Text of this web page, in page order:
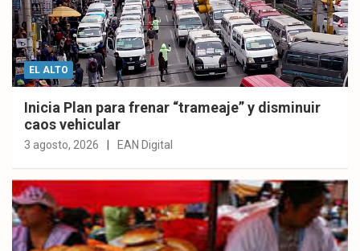
EL ALTO
Inicia Plan para frenar “trameaje” y disminuir
caos vehicular
3 agosto, 2026 EAN Digital